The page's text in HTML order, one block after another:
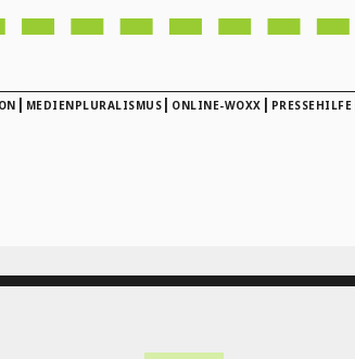
| MEDIENPLURALISMUS | ONLINE-WOXX | PRESSEHILFE